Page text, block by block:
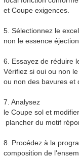
et Coupe exigences.
5. Sélectionnez le
non le essence
6. Essayez de réduire
Vérifiez si oui ou non
ou non des bavures et
7. Analysez
le Coupe sol et
plancher du motif
8. Procédez à la
composition de